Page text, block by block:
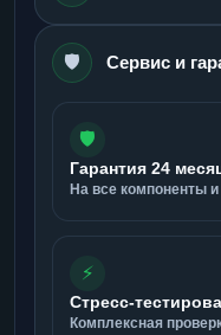
🛡️ Сервис и
🛡️
Гарантия 24
На все компоненты и
⚡
Стресс-
Комплексная